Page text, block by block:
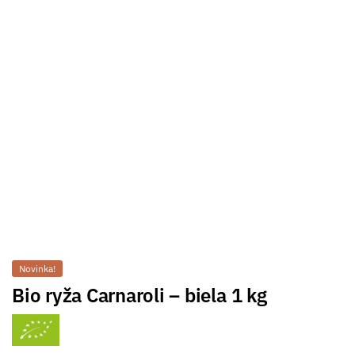
Novinka!
Bio ryža Carnaroli – biela 1 kg